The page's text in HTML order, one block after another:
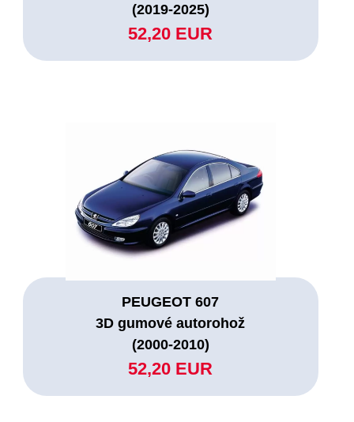
(2019-2025)
52,20 EUR
PEUGEOT 607
3D gumové autorohož
(2000-2010)
52,20 EUR